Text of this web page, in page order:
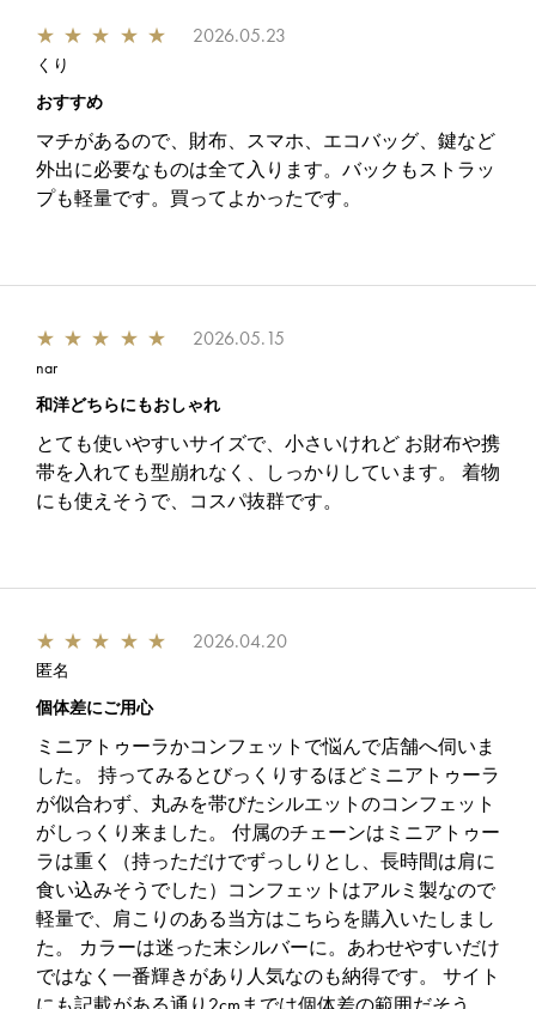
★ ★ ★ ★ ★ 2026.05.23
くり
おすすめ
マチがあるので、財布、スマホ、エコバッグ、鍵など
外出に必要なものは全て入ります。バックもストラッ
プも軽量です。買ってよかったです。
★ ★ ★ ★ ★ 2026.05.15
nar
和洋どちらにもおしゃれ
とても使いやすいサイズで、小さいけれど お財布や携
帯を入れても型崩れなく、しっかりしています。 着物
にも使えそうで、コスパ抜群です。
★ ★ ★ ★ ★ 2026.04.20
匿名
個体差にご用心
ミニアトゥーラかコンフェットで悩んで店舗へ伺いま
した。 持ってみるとびっくりするほどミニアトゥーラ
が似合わず、丸みを帯びたシルエットのコンフェット
がしっくり来ました。 付属のチェーンはミニアトゥー
ラは重く（持っただけでずっしりとし、長時間は肩に
食い込みそうでした）コンフェットはアルミ製なので
軽量で、肩こりのある当方はこちらを購入いたしまし
た。 カラーは迷った末シルバーに。あわせやすいだけ
ではなく一番輝きがあり人気なのも納得です。 サイト